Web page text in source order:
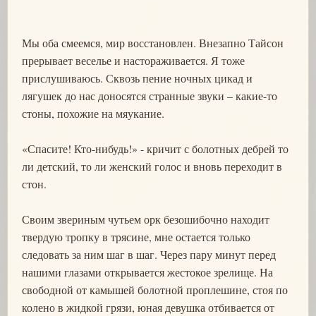
Мы оба смеемся, мир восстановлен. Внезапно Тайсон
прерывает веселье и настораживается. Я тоже
прислушиваюсь. Сквозь пение ночных цикад и
лягушек до нас доносятся странные звуки – какие-то
стоны, похожие на мяукание.
«Спасите! Кто-нибудь!» - кричит с болотных дебрей то
ли детский, то ли женский голос и вновь переходит в
стон.
Своим звериным чутьем орк безошибочно находит
твердую тропку в трясине, мне остается только
следовать за ним шаг в шаг. Через пару минут перед
нашими глазами открывается жестокое зрелище. На
свободной от камышей болотной проплешине, стоя по
колено в жидкой грязи, юная девушка отбивается от